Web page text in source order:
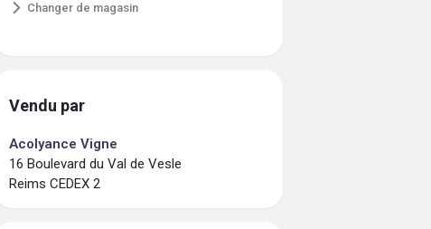
Changer de magasin
Vendu par
Acolyance Vigne
16 Boulevard du Val de Vesle
Reims CEDEX 2